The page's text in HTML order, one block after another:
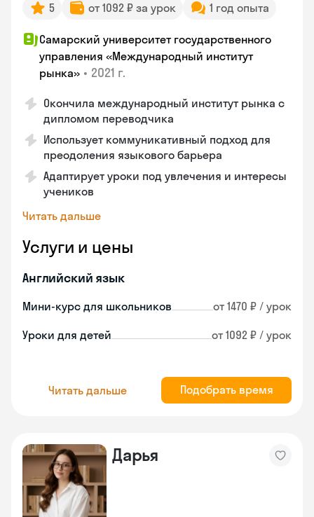
5 от 1092 ₽ за урок 1 год опыта
Самарский университет государственного
управления «Международный институт
рынка» • 2021 г.
Окончила международный институт рынка с
дипломом переводчика
Использует коммуникативный подход для
преодоления языкового барьера
Адаптирует уроки под увлечения и интересы
учеников
Читать дальше
Услуги и цены
Английский язык
Мини-курс для школьников от 1470 ₽ / урок
Уроки для детей от 1092 ₽ / урок
Читать дальше Подобрать время
Дарья